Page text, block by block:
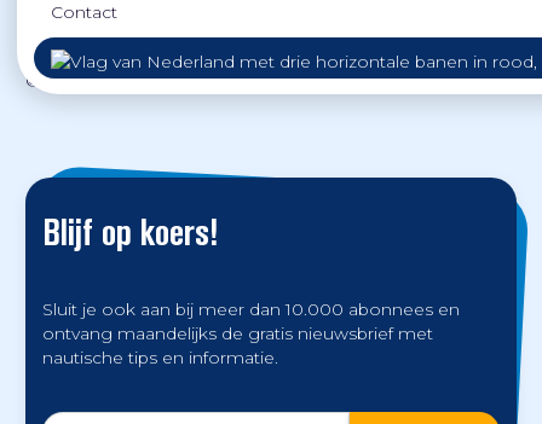
Contact
hinder kun je kijken op de
pagina van vaarweginformatie.nl onder ‘Berichten’.
©Foto boven: H.P. Burger/ Wikimedia Commons
Blijf op koers!
Sluit je ook aan bij meer dan 10.000 abonnees en
ontvang maandelijks de gratis nieuwsbrief met
nautische tips en informatie.